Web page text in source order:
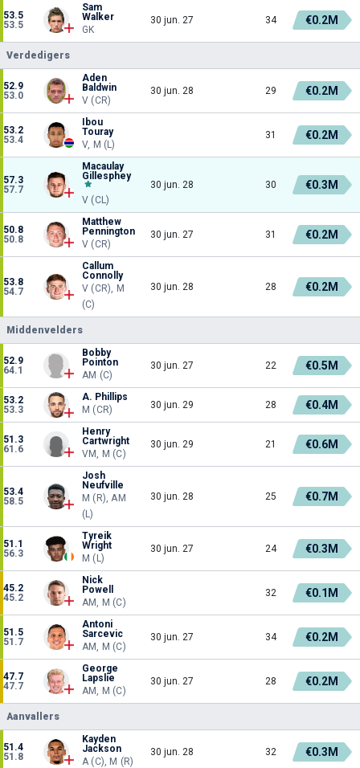
53.5
53.5
Sam
Walker
GK
30 jun. 27 34 €0.2M
Verdedigers
52.9
53.0
Aden
Baldwin
V (CR)
30 jun. 28 29 €0.2M
53.2
53.4
Ibou
Touray
V, M (L)
31 €0.2M
57.3
57.7
Macaulay
Gillesphey
V (CL)
30 jun. 28 30 €0.3M
50.8
50.8
Matthew
Pennington
V (CR)
30 jun. 27 31 €0.2M
53.8
54.7
Callum
Connolly
V (CR), M
(C)
30 jun. 28 28 €0.2M
Middenvelders
52.9
64.1
Bobby
Pointon
AM (C)
30 jun. 27 22 €0.5M
53.2
53.3
A. Phillips
M (CR)
30 jun. 29 28 €0.4M
51.3
61.6
Henry
Cartwright
VM, M (C)
30 jun. 29 21 €0.6M
53.4
58.5
Josh
Neufville
M (R), AM
(L)
30 jun. 28 25 €0.7M
51.1
56.3
Tyreik
Wright
M (L)
30 jun. 27 24 €0.3M
45.2
45.2
Nick
Powell
AM, M (C)
32 €0.1M
51.5
51.7
Antoni
Sarcevic
AM, M (C)
30 jun. 27 34 €0.2M
47.7
47.7
George
Lapslie
AM, M (C)
30 jun. 27 28 €0.2M
Aanvallers
51.4
51.8
Kayden
Jackson
A (C), M (R)
30 jun. 28 32 €0.3M